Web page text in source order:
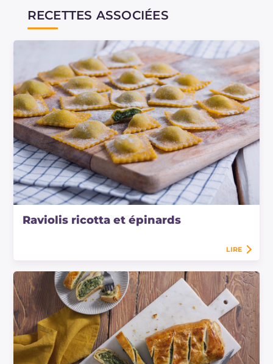
RECETTES ASSOCIÉES
Raviolis ricotta et épinards
LIRE